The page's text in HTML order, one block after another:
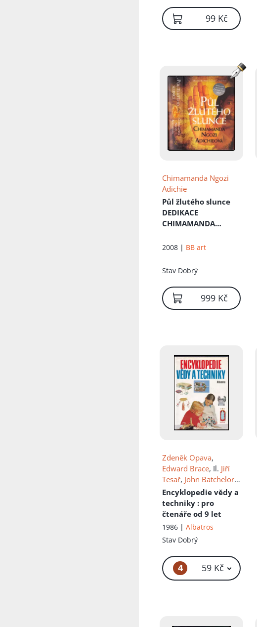
99 Kč
Chimamanda Ngozi
Adichie
Půl žlutého slunce
DEDIKACE
CHIMAMANDA
2008 | BB art
Stav Dobrý
999 Kč
Zdeněk Opava,
Edward Brace, Il. Jiří
Tesař, John Batchelor,
Př.Marie Žáková
Encyklopedie vědy a
techniky : pro
čtenáře od 9 let
1986 |Albatros
Stav Dobrý
4 59 Kč